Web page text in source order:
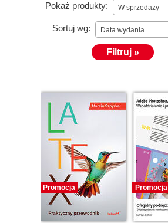
Pokaż produkty: W sprzedaży
Sortuj wg: Data wydania
Filtruj »
Promocja Promocja